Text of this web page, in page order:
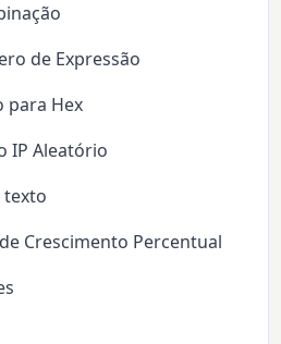
de Expressão
para Hex
IP Aleatório
texto
Crescimento Percentual